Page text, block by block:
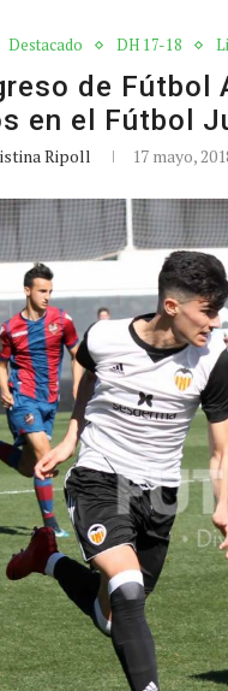
Destacado DH 17-18
de Fútbol
en el Fútbol
Ripoll 17 mayo,